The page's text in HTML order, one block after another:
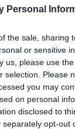
Personal
the sale, sharing
or sensitive
us, please use
selection. Please
you may
on personal
disclosed to
separately opt-out
αυτών των
χρήση
οδηγούς
σε